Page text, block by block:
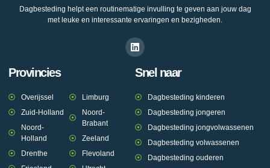
Dagbesteding helpt een routinematige invulling te geven aan jouw dag
met leuke en interessante ervaringen en bezigheden.
Provincies
Overijssel
Zuid-Holland
Noord-
Holland
Drenthe
Limburg
Noord-
Brabant
Zeeland
Flevoland
Snel naar
Dagbesteding kinderen
Dagbesteding jongeren
Dagbesteding jongvolwassenen
Dagbesteding volwassenen
Dagbesteding ouderen